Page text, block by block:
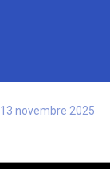
13 novembre 2025